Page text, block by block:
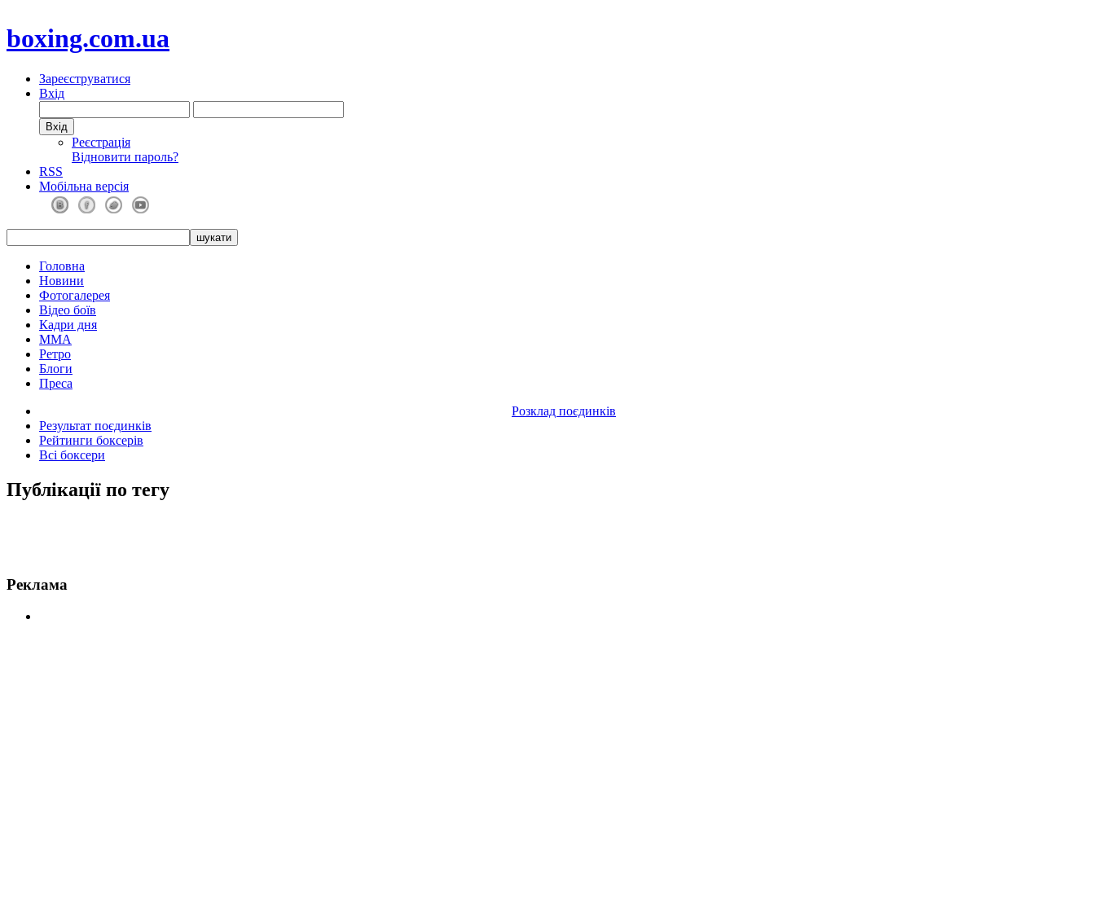
boxing.com.ua
Зареєструватися
Вхід
Реєстрація
Відновити пароль?
RSS
Мобільна версія
Головна
Новини
Фотогалерея
Відео боїв
Кадри дня
ММА
Ретро
Блоги
Преса
Розклад поєдинків
Результат поєдинків
Рейтинги боксерів
Всі боксери
Публікації по тегу
Реклама